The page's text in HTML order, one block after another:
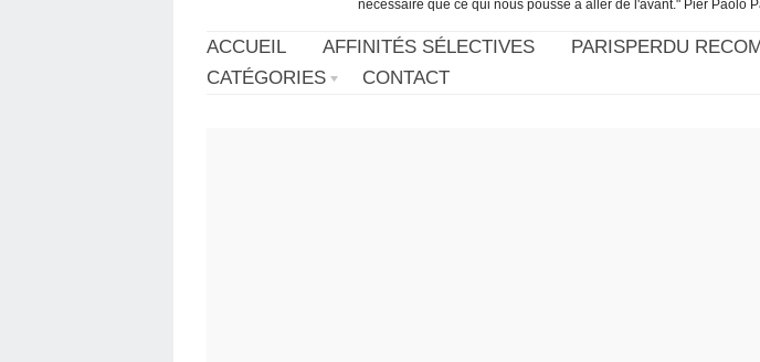
nécessaire que ce qui nous pousse à aller de l'avant." Pier Paolo
ACCUEIL AFFINITÉS SÉLECTIVES PARISPERDU
CATÉGORIES
CONTACT